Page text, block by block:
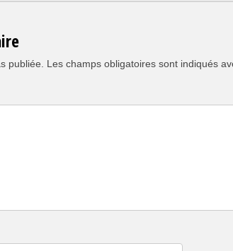
publiée. Les champs obligatoires sont indiqués